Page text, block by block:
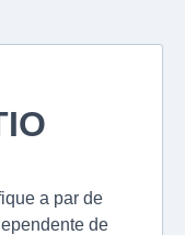
a par de
de